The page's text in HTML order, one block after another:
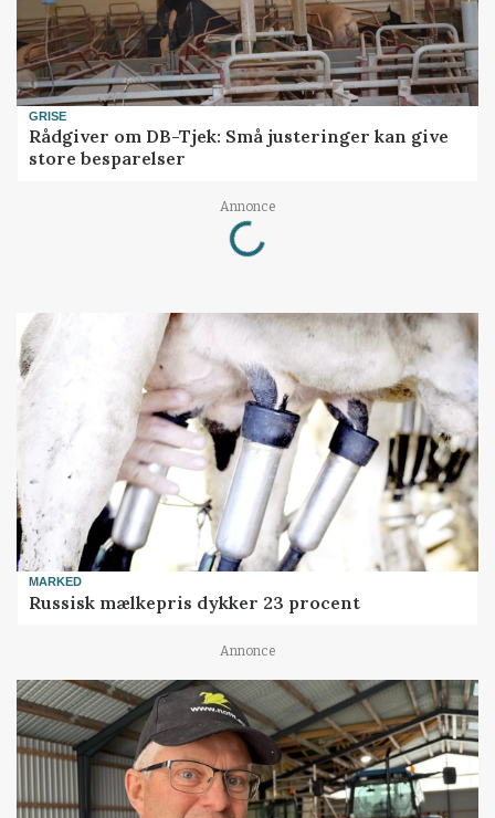
GRISE
Rådgiver om DB-Tjek: Små justeringer kan give
store besparelser
Annonce
Loading...
MARKED
Russisk mælkepris dykker 23 procent
Annonce